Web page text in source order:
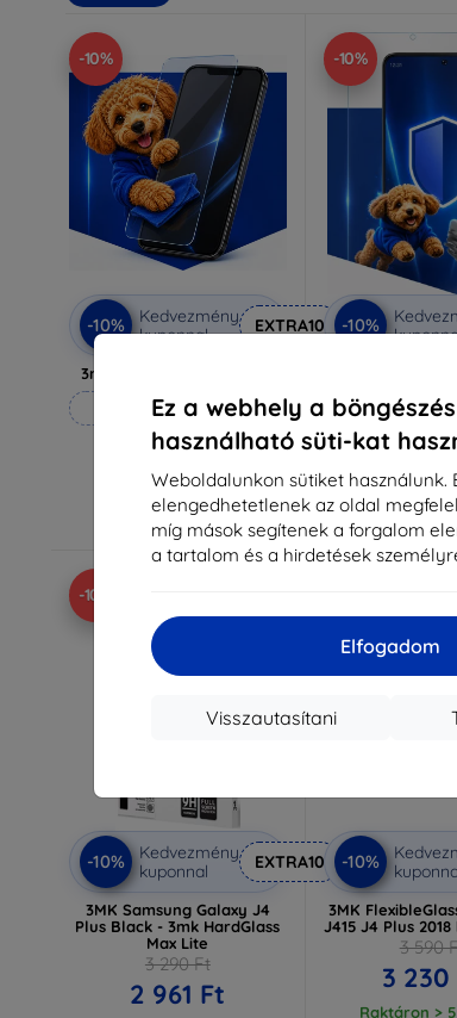
Ez a webhely a
használható süti-kat
Weboldalunkon sütiket használunk.
elengedhetetlenek az oldal
míg mások segítenek a forgalom
a tartalom és a hirdetések
Elfogadom
Visszautasítani
-10%
-10%
Kedvezmény
kuponnal
EXTRA10
3mk Anti-Shock védőüveg
Méretre készítve
5 890 Ft
5 301 Ft
Raktáron > 5 darab
-10%
-10%
Méretre
4 390
3 951
Raktáron >
-10%
-10%
Kedvezmény
kuponnal
EXTRA10
3MK Samsung Galaxy J4
Plus Black - 3mk HardGlass
Max Lite
3 290 Ft
2 961 Ft
-10%
3MK
J415 J4 Plus
3 590
3 230
Raktáron >